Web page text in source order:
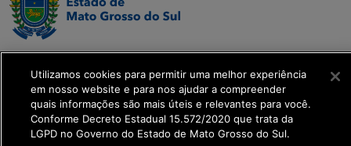
SETDIG | Secretaria-
Executiva de
Transformação Digital
get_footer();
Utilizamos cookies para permitir uma melhor experiência
em nosso website e para nos ajudar a compreender
quais informações são mais úteis e relevantes para você.
Conforme Decreto Estadual 15.572/2020 que trata da
LGPD no Governo do Estado de Mato Grosso do Sul.